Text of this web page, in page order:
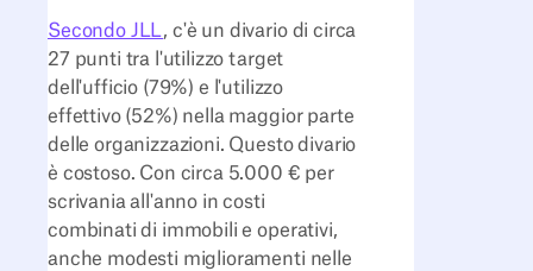
Secondo JLL, c'è un divario di circa
27 punti tra l'utilizzo target
dell'ufficio (79%) e l'utilizzo
effettivo (52%) nella maggior parte
delle organizzazioni. Questo divario
è costoso. Con circa 5.000 € per
scrivania all'anno in costi
combinati di immobili e operativi,
anche modesti miglioramenti nelle